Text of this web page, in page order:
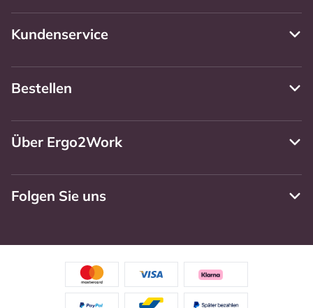
Kundenservice
Bestellen
Über Ergo2Work
Folgen Sie uns